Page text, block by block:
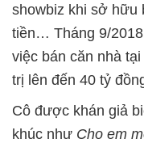
showbiz khi sở hữu
tiền… Tháng 9/
việc bán căn nhà
trị lên đến 40 tỷ
Cô được khán giả
khúc như Cho em